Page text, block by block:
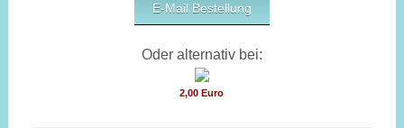
E-Mail Bestellung
Oder alternativ bei:
2,00 Euro